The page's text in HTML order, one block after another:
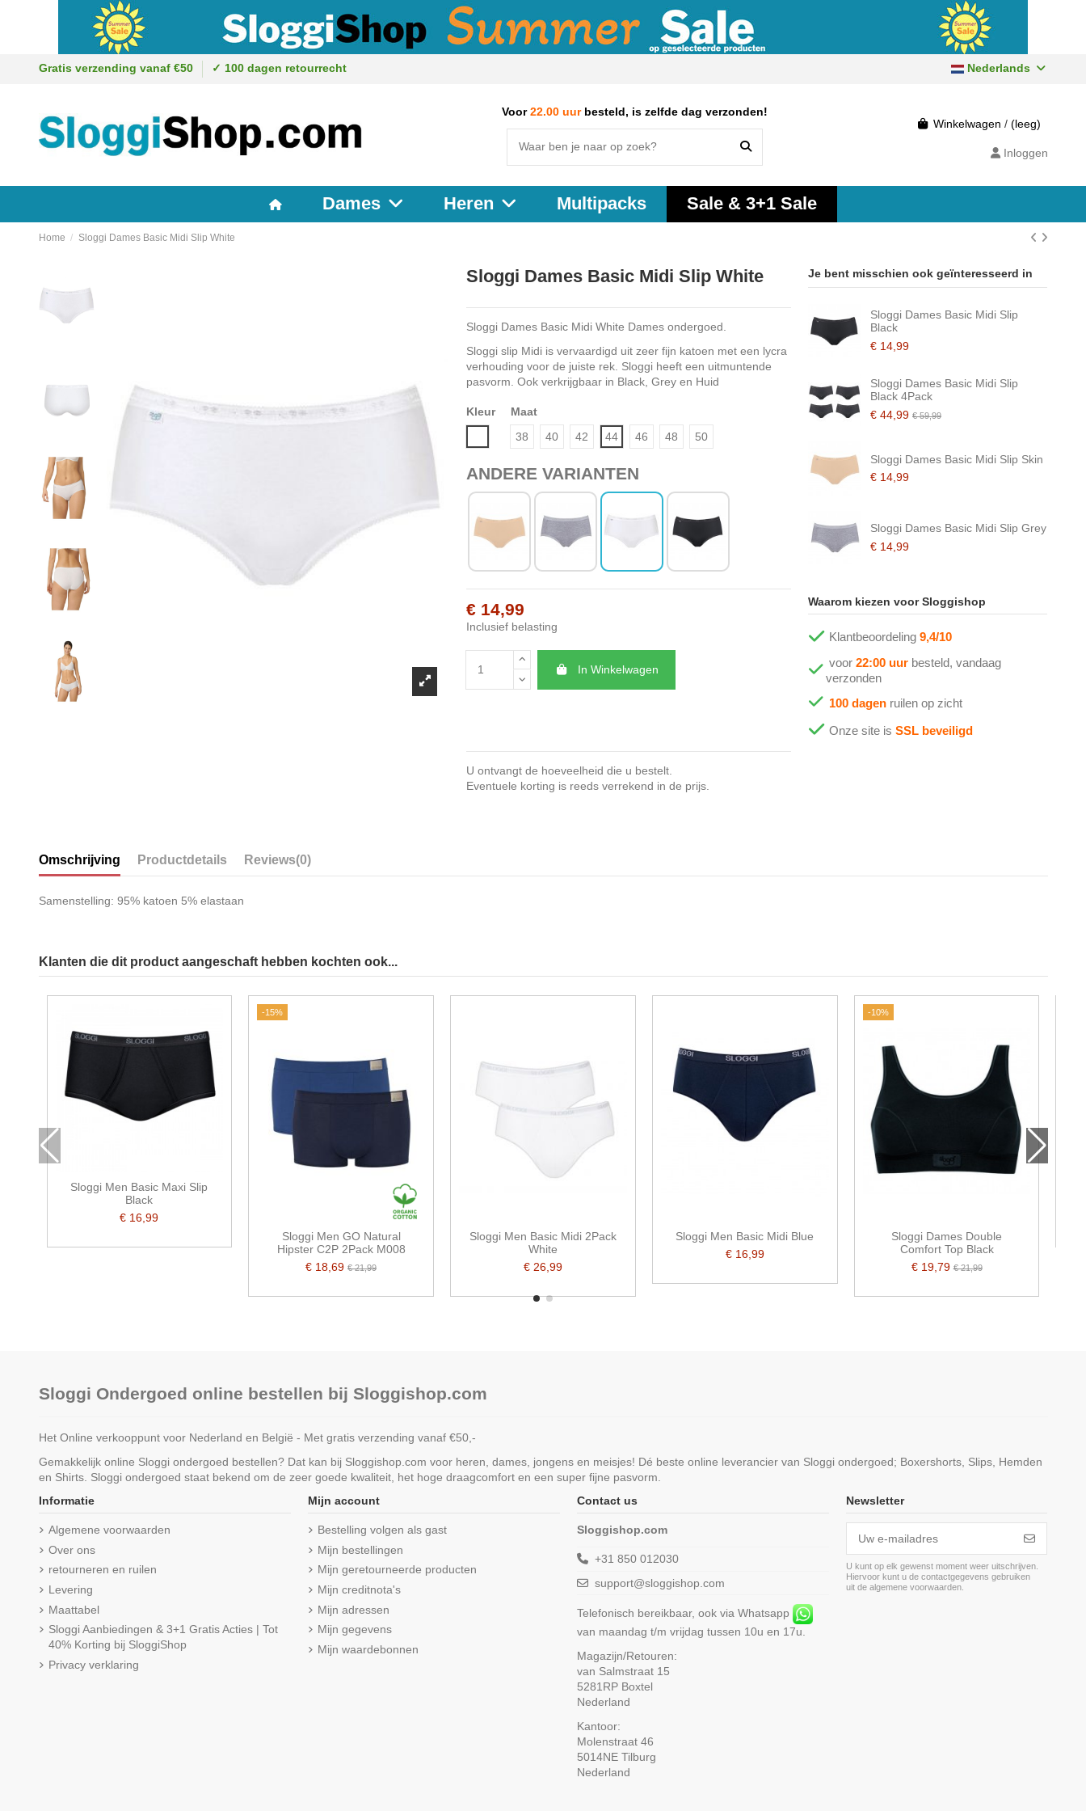
Gratis verzending vanaf €50 ✓ 100 dagen retourrecht Nederlands
Voor22.00 uur besteld, is zelfde dag verzonden!
Winkelwagen / (leeg)
Inloggen
Dames Heren Multipacks Sale & 3+1 Sale
Home Sloggi Dames Basic Midi Slip White
Sloggi Dames Basic Midi Slip White
Sloggi Dames Basic Midi White Dames ondergoed.
Sloggi slip Midi is vervaardigd uit zeer fijn katoen met een lycra
verhouding voor de juiste rek. Sloggi heeft een uitmuntende
pasvorm. Ook verkrijgbaar in Black, Grey en Huid
Kleur
Maat
38
40 42 44 46 48 50
ANDERE VARIANTEN
€ 14,99
Inclusief belasting
In Winkelwagen
U ontvangt de hoeveelheid die u bestelt.
Eventuele korting is reeds verrekend in de prijs.
Je bent misschien ook geïnteresseerd in
Sloggi Dames Basic Midi Slip
Black
€ 14,99
Sloggi Dames Basic Midi Slip
Black 4Pack
€ 44,99 € 59,99
Sloggi Dames Basic Midi Slip Skin
€ 14,99
Sloggi Dames Basic Midi Slip Grey
€ 14,99
Waarom kiezen voor Sloggishop
Klantbeoordeling 9,4/10
voor 22:00 uurbesteld, vandaag
verzonden
100 dagenruilen op zicht
Onze site is SSL beveiligd
Omschrijving Productdetails Reviews(0)
Samenstelling: 95% katoen 5% elastaan
Klanten die dit product aangeschaft hebben kochten ook...
Sloggi Men Basic Maxi Slip
Black
€ 16,99
-15%
Sloggi Men GO Natural
Hipster C2P 2Pack M008
€ 18,69€ 21,99
Sloggi Men Basic Midi 2Pack
White
€ 26,99
Sloggi Men Basic Midi Blue
€ 16,99
-10%
Sloggi Dames Double
Comfort Top Black
€ 19,79€ 21,99
Sloggi Ondergoed online bestellen bij Sloggishop.com
Het Online verkooppunt voor Nederland en België - Met gratis verzending vanaf €50,-
Gemakkelijk online Sloggi ondergoed bestellen? Dat kan bij Sloggishop.com voor heren, dames, jongens en meisjes! Dé beste online leverancier van Sloggi ondergoed; Boxershorts, Slips, Hemden
en Shirts. Sloggi ondergoed staat bekend om de zeer goede kwaliteit, het hoge draagcomfort en een super fijne pasvorm.
Informatie
Algemene voorwaarden
Over ons
retourneren en ruilen
Levering
Maattabel
Sloggi Aanbiedingen & 3+1 Gratis Acties | Tot
40% Korting bij SloggiShop
Privacy verklaring
Mijn account
Bestelling volgen als gast
Mijn bestellingen
Mijn geretourneerde producten
Mijn creditnota's
Mijn adressen
Mijn gegevens
Mijn waardebonnen
Contact us
Sloggishop.com
+31 850 012030
support@sloggishop.com
Telefonisch bereikbaar, ook via Whatsapp
van maandag t/m vrijdag tussen 10u en 17u.
Magazijn/Retouren:
van Salmstraat 15
5281RP Boxtel
Nederland
Kantoor:
Molenstraat 46
5014NE Tilburg
Nederland
Newsletter
U kunt op elk gewenst moment weer uitschrijven.
Hiervoor kunt u de contactgegevens gebruiken
uit de algemene voorwaarden.